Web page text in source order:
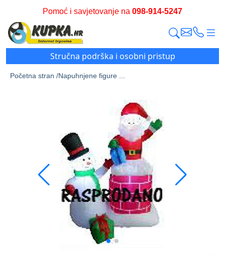
Pomoć i savjetovanje na 098-914-5247
Stručna podrška i osobni pristup
Početna stran /Napuhnjene figure ...